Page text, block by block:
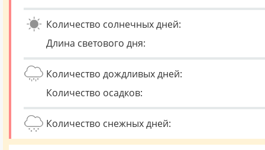
Количество солнечных дней:
Длина светового дня:
Количество дождливых дней:
Количество осадков:
Количество снежных дней: